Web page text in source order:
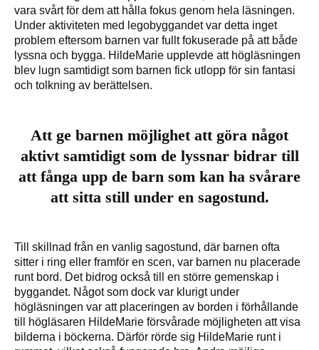
vara svårt för dem att hålla fokus genom hela läsningen.
Under aktiviteten med legobyggandet var detta inget
problem eftersom barnen var fullt fokuserade på att både
lyssna och bygga. HildeMarie upplevde att högläsningen
blev lugn samtidigt som barnen fick utlopp för sin fantasi
och tolkning av berättelsen.
Att ge barnen möjlighet att göra något
aktivt samtidigt som de lyssnar bidrar till
att fånga upp de barn som kan ha svårare
att sitta still under en sagostund.
Till skillnad från en vanlig sagostund, där barnen ofta
sitter i ring eller framför en scen, var barnen nu placerade
runt bord. Det bidrog också till en större gemenskap i
byggandet. Något som dock var klurigt under
högläsningen var att placeringen av borden i förhållande
till högläsaren HildeMarie försvårade möjligheten att visa
bilderna i böckerna. Därför rörde sig HildeMarie runt i